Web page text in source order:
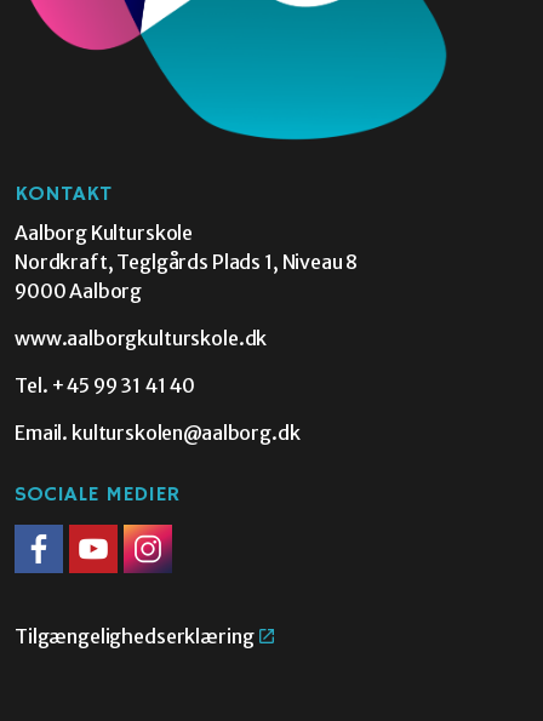
KONTAKT
Aalborg Kulturskole
Nordkraft, Teglgårds Plads 1, Niveau 8
9000 Aalborg
www.aalborgkulturskole.dk
Tel. +45 99 31 41 40
Email. kulturskolen@aalborg.dk
SOCIALE MEDIER
Tilgængelighedserklæring